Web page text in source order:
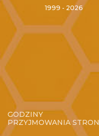
1999 - 2026
GODZINY
PRZYJMOWANIA STRON